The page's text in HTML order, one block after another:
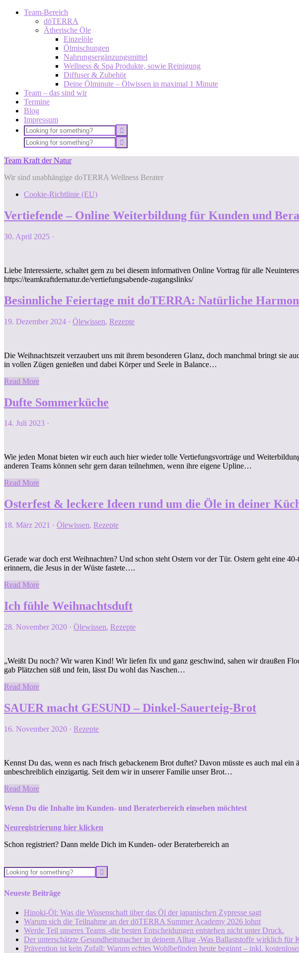
Team-Bereich
dōTERRA
Ätherische Öle
Einzelöle
Ölmischungen
Nahrungsergänzungsmittel
Wellness & Spa Produkte, sowie Reinigung
Diffuser & Zubehör
Deine Ölminute – Ölwissen in maximal 1 Minute
Team – das sind wir
Termine
Blog
Impressum
Team Kraft der Natur
Wir sind unabhängige doTERRA Wellness Berater
Cookie-Richtlinie (EU)
Vertiefende – Online Weiterbildung für Kunden und
30. April 2025 ·
Liebe Interessierte, schaltet gern zu bei diesem informativen Online Vortrag für alle
https://teamkraftdernatur.de/vertiefungsabende-zugangslinks/
Besinnliche Feiertage mit doTERRA: Natürliche
19. Dezember 2024 · Ölewissen, Rezepte
Die Weihnachtszeit verzaubert uns mit ihrem besonderen Glanz, doch manchmal bringt sie
in vollen Zügen genießen und dabei Körper und Seele in Balance…
Read More
Dufte Sommerküche
14. Juli 2023 ·
Wie jeden Monat bieten wir euch auch hier wieder tolle Vertiefungsvorträge und
anderen Teams können sehr gern daran teilnehmen, wenn ihre eigene Upline…
Read More
Osterfest & leckere Ideen rund um die Öle in deiner
18. März 2021 · Ölewissen, Rezepte
Gerade war doch erst Weihnachten? Und schon steht Ostern vor der Tür. Ostern geht eine
erinnern, die Jesus in der Wüste fastete….
Read More
Ich fühle Weihnachtsduft
28. November 2020 · Ölewissen, Rezepte
„Weißt Du noch? Wir waren Kind! Wir liefen fix und ganz geschwind, sahen wir draußen
gab Plätzchen süß und fein, lässt Du wohl das Naschen…
Read More
SAUER macht GESUND – Dinkel-Sauerteig-Brot
16. November 2020 · Rezepte
Kennst Du das, wenn es nach frisch gebackenem Brot duftet? Davon müsste es auch mal
unbeschreiblich einzigartig. Seit dem wir in unserer Familie unser Brot…
Read More
Wenn Du die Inhalte im Kunden- und Beraterbereich einsehen möchtest
Neuregistrierung hier klicken
Schon registriert? Dann melde Dich im Kunden- oder Beraterbereich an
Neueste Beiträge
Hinoki-Öl: Was die Wissenschaft über das Öl der japanischen Zypresse sagt
Warum sich die Teilnahme an der dōTERRA Summer Academy 2026 lohnt
Werde Teil unseres Teams -die besten Entscheidungen entstehen nicht unter Druck.
Der unterschätzte Gesundheitsmacher in deinem Alltag -Was Ballaststoffe wirklich
Prävention ist kein Zufall: Warum echtes Wohlbefinden heute beginnt – inkl.